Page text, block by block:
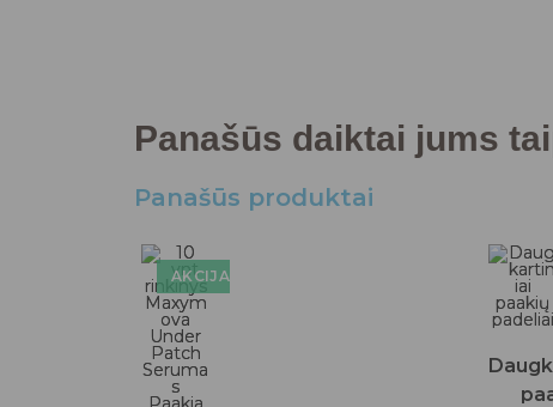
Panašūs daiktai jums
Panašūs produktai
AKCIJA!